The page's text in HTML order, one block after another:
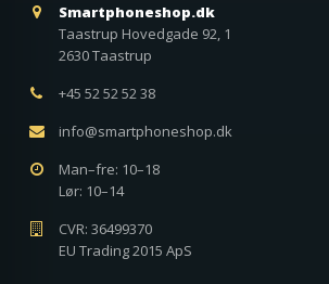
Smartphoneshop.dk
Taastrup Hovedgade 92, 1
2630 Taastrup
+45 52 52 52 38
info@smartphoneshop.dk
Man–fre: 10–18
Lør: 10–14
CVR: 36499370
EU Trading 2015 ApS